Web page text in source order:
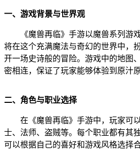
一、游戏背景与世界观
《魔兽再临》手游以魔兽系列游
将在这个充满魔法与奇幻的世界中，
开一场史诗般的冒险。游戏中的地图
密相连，保证了玩家能够体验到原汁
二、角色与职业选择
在《魔兽再临》手游中，玩家可
士、法师、盗贼等。每个职业都有其
可以根据自己的喜好和游戏风格选择